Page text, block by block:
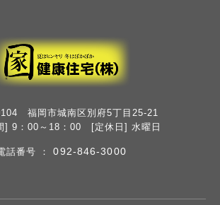
福岡市城南区別府5丁目25-21
] 9：00～18：00 [定休日] 水曜日
話番号 ：092-846-3000